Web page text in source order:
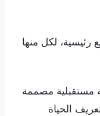
لكل منها
مستقبلية مصممة
الحياة